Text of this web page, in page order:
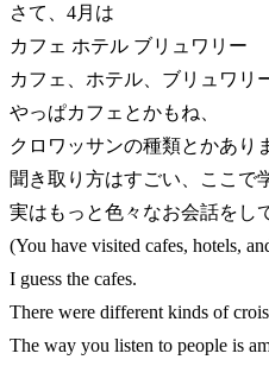
さて、4月は
カフェ ホテル ブリュワリー
カフェ、ホテル、ブリュワリ
やっぱカフェとかもね、
クロワッサンの種類とかあり
聞き取り方はすごい、ここで
実はもっと色々なお会話をし
(You have visited cafes, hotels,
I guess the cafes.
There were different kinds of
The way you listen to people is